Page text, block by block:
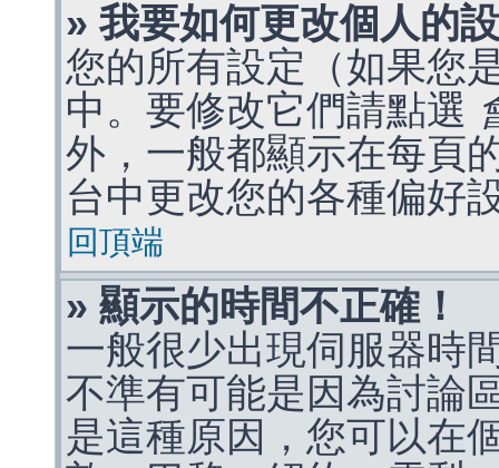
» 我要如何更改個人的
您的所有設定（如果您
中。要修改它們請點選
外，一般都顯示在每頁
台中更改您的各種偏好
回頂端
» 顯示的時間不正確！
一般很少出現伺服器時
不準有可能是因為討論
是這種原因，您可以在